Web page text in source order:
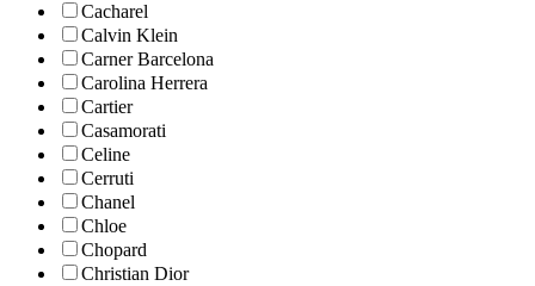
Cacharel
Calvin Klein
Carner Barcelona
Carolina Herrera
Cartier
Casamorati
Celine
Cerruti
Chanel
Chloe
Chopard
Christian Dior